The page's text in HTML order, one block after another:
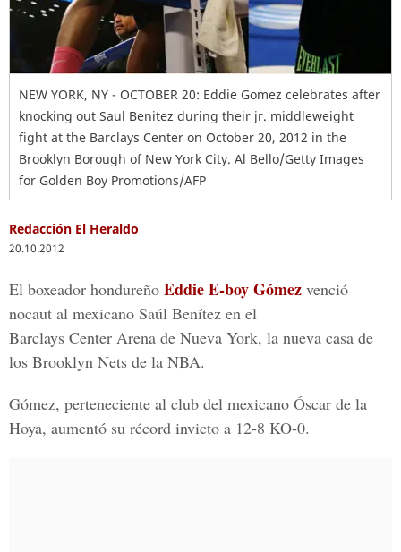
NEW YORK, NY - OCTOBER 20: Eddie Gomez celebrates after
knocking out Saul Benitez during their jr. middleweight
fight at the Barclays Center on October 20, 2012 in the
Brooklyn Borough of New York City. Al Bello/Getty Images
for Golden Boy Promotions/AFP
Redacción El Heraldo
20.10.2012
El boxeador hondureño Eddie E-boy Gómez venció
nocaut al mexicano Saúl Benítez en el
Barclays Center Arena de Nueva York, la nueva casa de
los Brooklyn Nets de la NBA.
Gómez, perteneciente al club del mexicano Óscar de la
Hoya, aumentó su récord invicto a 12-8 KO-0.